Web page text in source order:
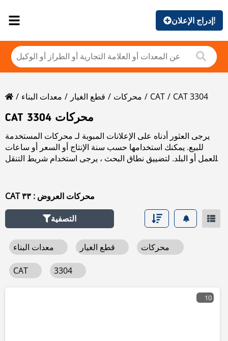
إدراج الإعلان!
معدات البناء قطع الغيار محركات CAT
CAT 3304
CAT 3304 محركات
يرجى العثور أدناه على الإعلانات المبوبة لـ محركات المستخدمة
للبيع. يمكنك استخدامها حسب سنة الإنتاج أو السعر أو ساعات
العمل أو البلد. لتضييق نطاق البحث ، يرجى استخدام شريط التنقل
CAT محركات العروض : ٣٣
التصفية
CAT 3304
10